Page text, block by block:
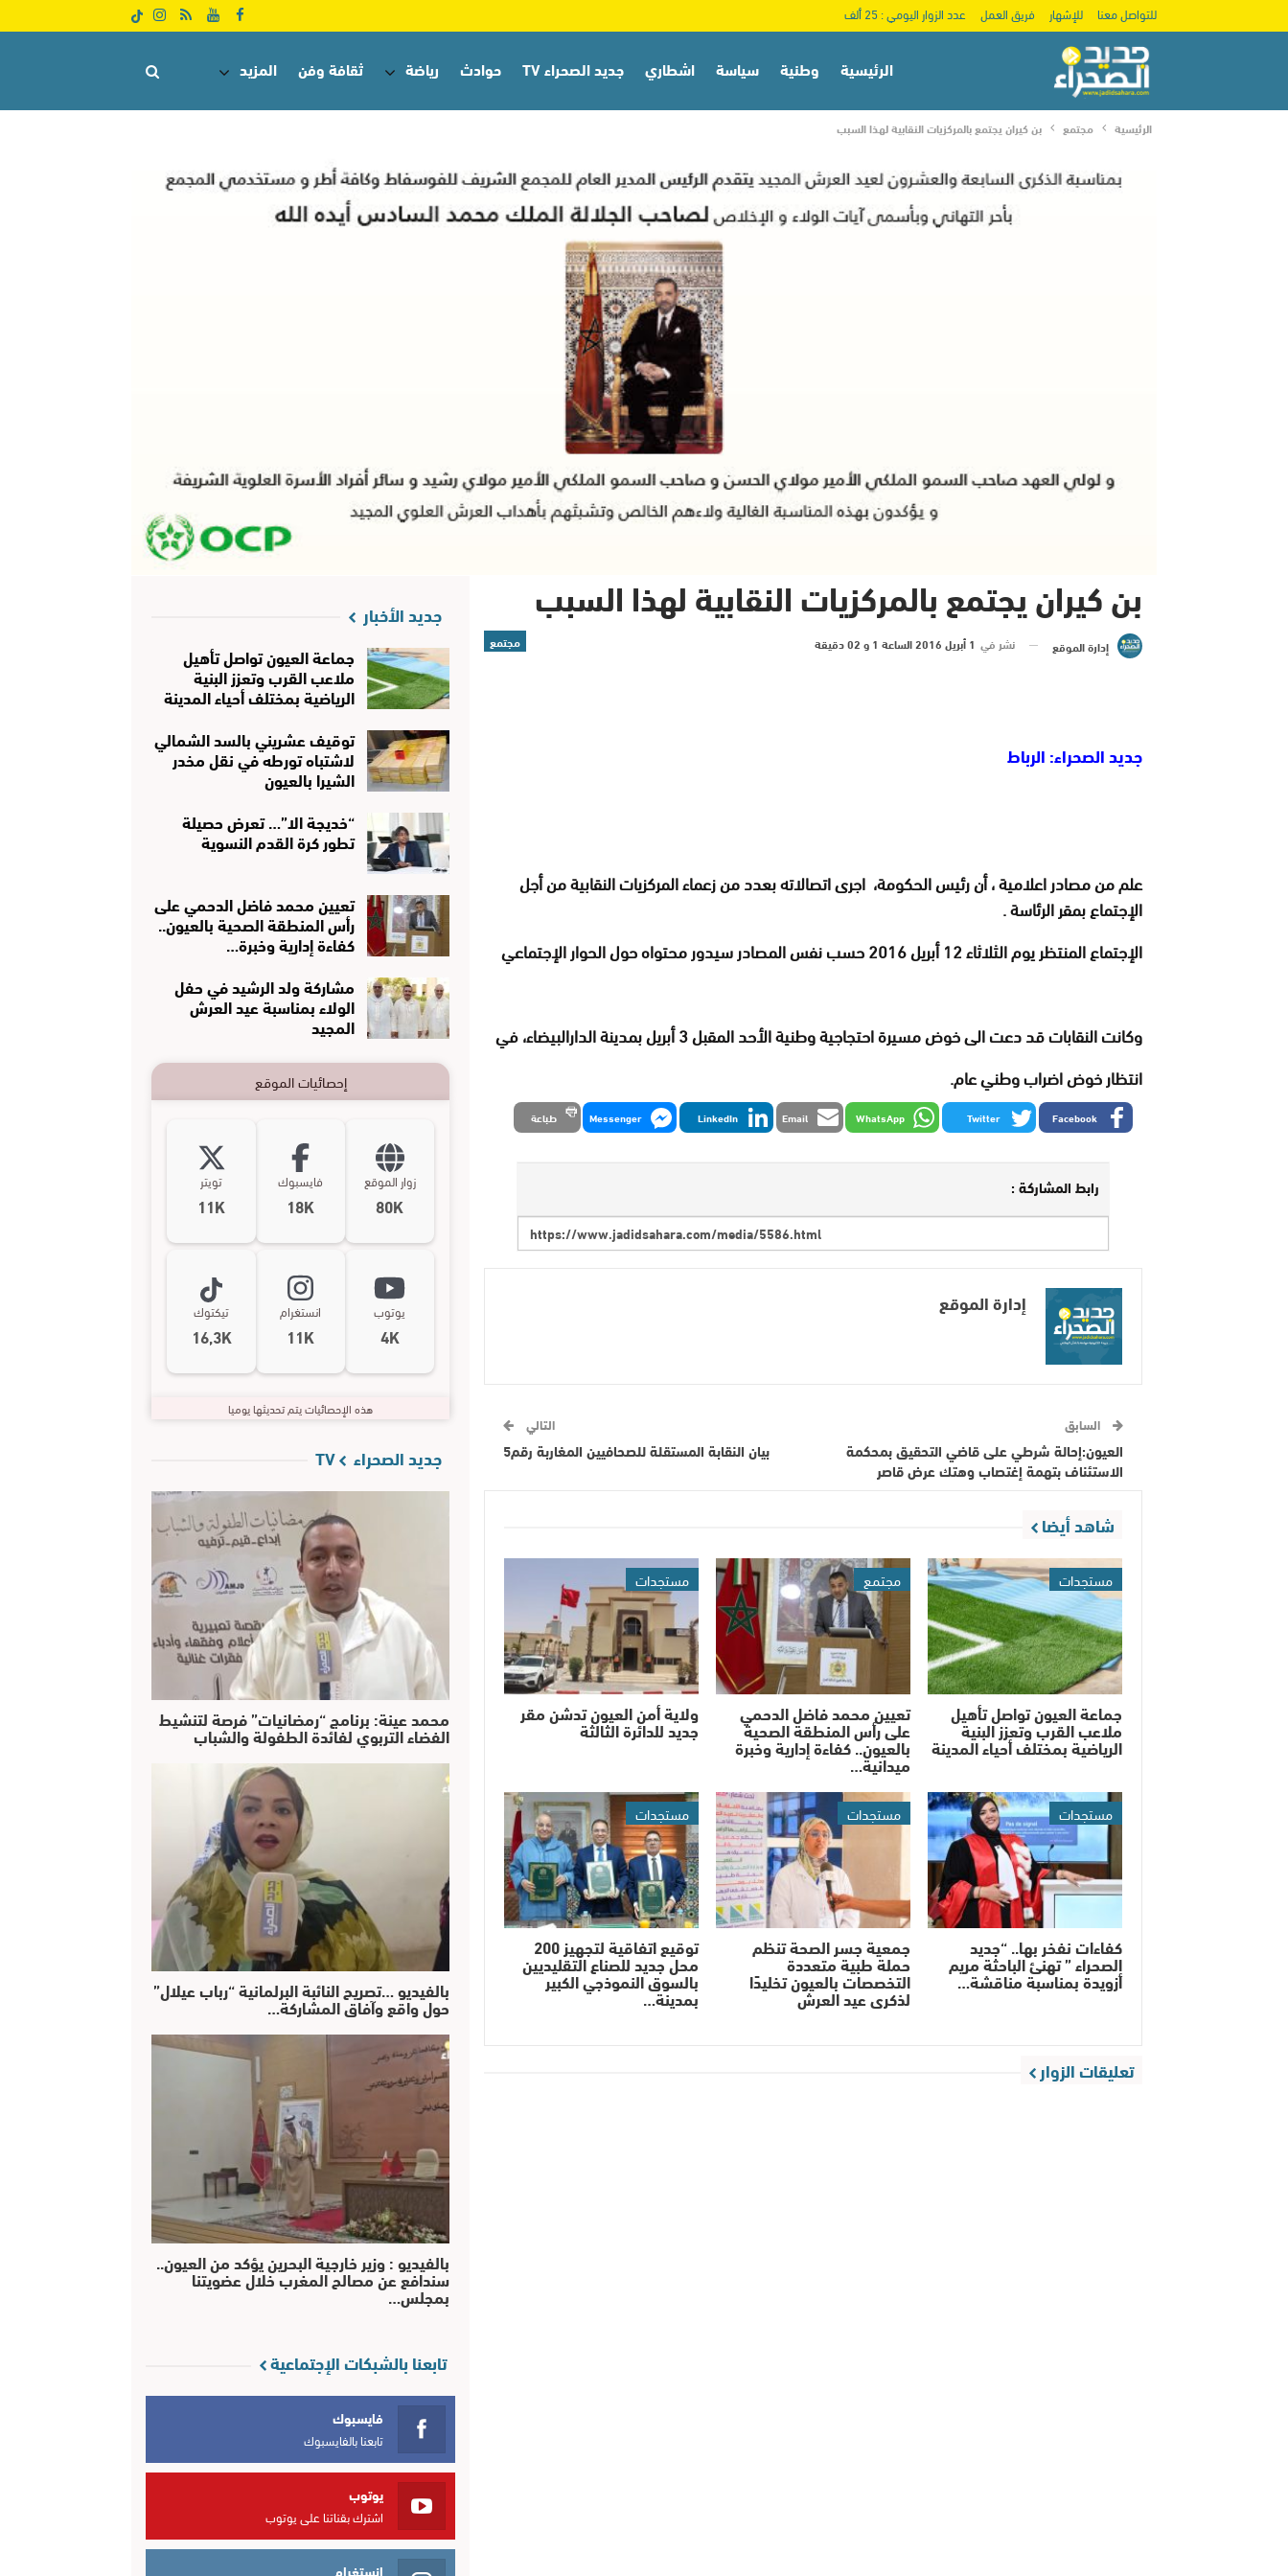
للتواصل معنا للإشهار فريق العمل عدد الزوار اليومي : 25 ألف
الرئيسية وطنية سياسة اشطاري جديد الصحراء TV حوادث رياضة ثقافة وفن المزيد
الرئيسية مجتمع بن كيران يجتمع بالمركزيات النقابية لهذا السبب
بن كيران يجتمع بالمركزيات النقابية لهذا السبب
مجتمع إدارة الموقع نشر في 1 أبريل 2016 الساعة 1 و 02 دقيقة
جديد الصحراء: الرباط
علم من مصادر اعلامية ، أن رئيس الحكومة، اجرى اتصالاته بعدد من زعماء المركزيات النقابية من أجل
الإجتماع بمقر الرئاسة .
الإجتماع المنتظر يوم الثلاثاء 12 أبريل 2016 حسب نفس المصادر سيدور محتواه حول الحوار الإجتماعي
وكانت النقابات قد دعت الى خوض مسيرة احتجاجية وطنية الأحد المقبل 3 أبريل بمدينة الدارالبيضاء، في
انتظار خوض اضراب وطني عام.
Facebook
Twitter
WhatsApp
Email
LinkedIn
Messenger طباعة
رابط المشاركة :
إدارة الموقع
السابق
العيون:إحالة شرطي على قاضي التحقيق بمحكمة
الاستئناف بتهمة إغتصاب وهتك عرض قاصر
التالي
بيان النقابة المستقلة للصحافيين المغاربة رقم5
شاهد أيضا
مستجدات
جماعة العيون تواصل تأهيل
ملاعب القرب وتعزز البنية
الرياضية بمختلف أحياء المدينة
مجتمع
تعيين محمد فاضل الدحمي
على رأس المنطقة الصحية
بالعيون.. كفاءة إدارية وخبرة
ميدانية…
مستجدات
ولاية أمن العيون تدشن مقر
جديد للدائرة الثالثة
مستجدات
كفاءات نفخر بها.. “جديد
الصحراء ” تهنئ الباحثة مريم
أزويدة بمناسبة مناقشة…
مستجدات
جمعية جسر الصحة تنظم
حملة طبية متعددة
التخصصات بالعيون تخليدًا
لذكرى عيد العرش
مستجدات
توقيع اتفاقية لتجهيز 200
محل جديد للصناع التقليديين
بالسوق النموذجي الكبير
بمدينة…
تعليقات الزوار
جديد الأخبار
جماعة العيون تواصل تأهيل
ملاعب القرب وتعزز البنية
الرياضية بمختلف أحياء المدينة
توقيف عشريني بالسد الشمالي
لاشتباه تورطه في نقل مخدر
الشيرا بالعيون
“خديجة الا”… تعرض حصيلة
تطور كرة القدم النسوية
تعيين محمد فاضل الدحمي على
رأس المنطقة الصحية بالعيون..
كفاءة إدارية وخبرة…
مشاركة ولد الرشيد في حفل
الولاء بمناسبة عيد العرش
المجيد
إحصائيات الموقع
زوار الموقع
80K
فايسبوك
18K
تويتر
11K
يوتوب
4K
انستغرام
11K
تيكتوك
16,3K
هذه الإحصائيات يتم تحديثها يوميا
جديد الصحراء TV
محمد عينة: برنامج “رمضانيات” فرصة لتنشيط
الفضاء التربوي لفائدة الطفولة والشباب
بالفيديو …تصريح النائبة البرلمانية “رباب عيلال”
حول واقع وآفاق المشاركة…
بالفيديو : وزير خارجية البحرين يؤكد من العيون..
سندافع عن مصالح المغرب خلال عضويتنا
بمجلس…
تابعنا بالشبكات الإجتماعية
فايسبوك
تابعنا بالفايسبوك
يوتوب
اشترك بقناتنا على يوتوب